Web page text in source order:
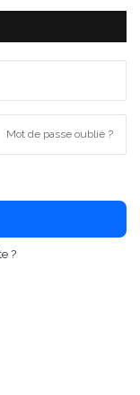
Mot de passe oublié ?
?